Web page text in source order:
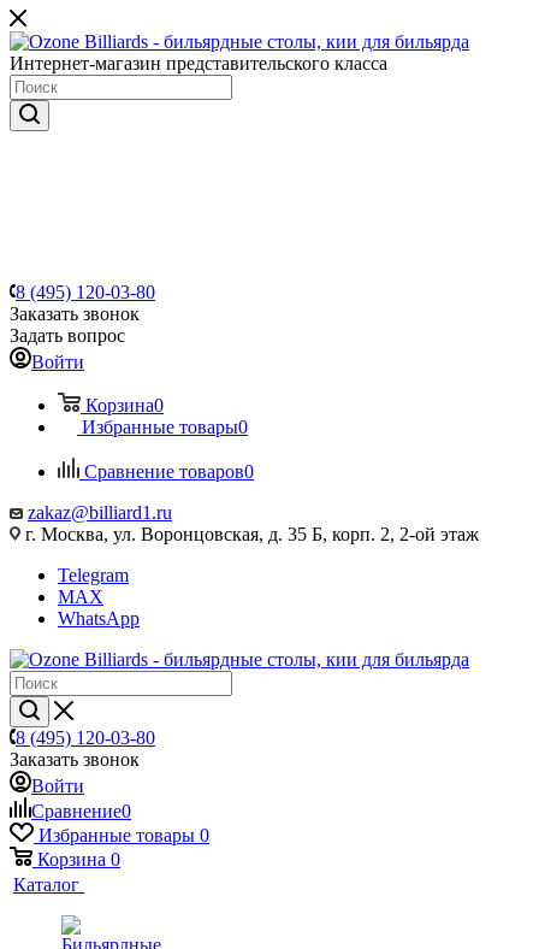
Интернет-магазин представительского класса
8 (495) 120-03-80
Заказать звонок
Задать вопрос
Войти
Корзина0
Избранные товары0
Сравнение товаров0
zakaz@billiard1.ru
г. Москва, ул. Воронцовская, д. 35 Б, корп. 2, 2-ой этаж
Telegram
MAX
WhatsApp
8 (495) 120-03-80
Заказать звонок
Войти
Сравнение0
Избранные товары 0
Корзина 0
Каталог